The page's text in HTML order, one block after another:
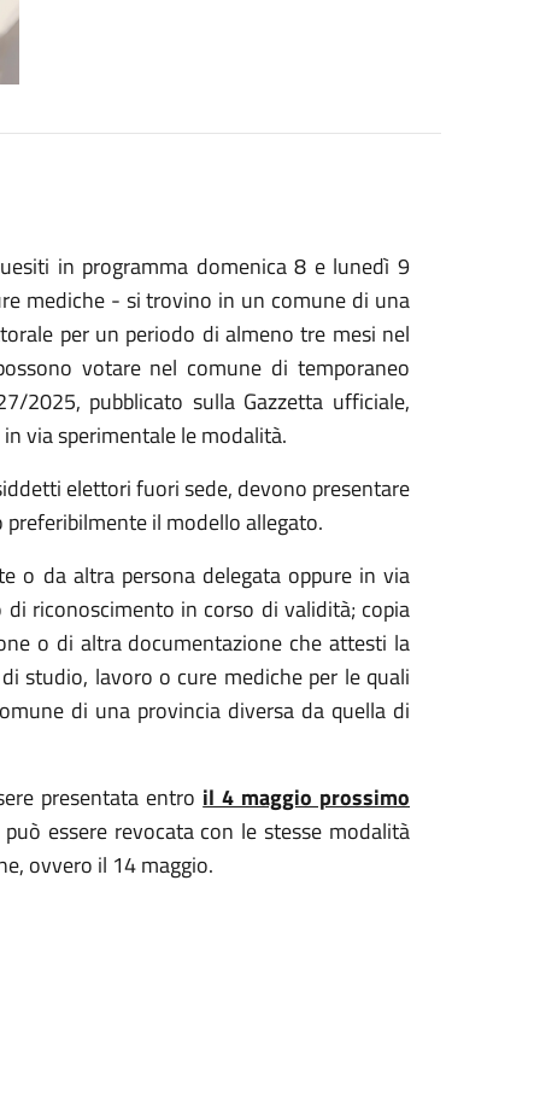
in programma domenica 8 e lunedì 9
mediche - si trovino in un comune di una
per un periodo di almeno tre mesi nel
votare nel comune di temporaneo
2025, pubblicato sulla Gazzetta ufficiale,
via sperimentale le modalità.
elettori fuori sede, devono presentare
il modello allegato.
o da altra persona delegata oppure in via
riconoscimento in corso di validità; copia
o di altra documentazione che attesti la
studio, lavoro o cure mediche per le quali
di una provincia diversa da quella di
presentata entro il 4 maggio prossimo
essere revocata con le stesse modalità
ovvero il 14 maggio.